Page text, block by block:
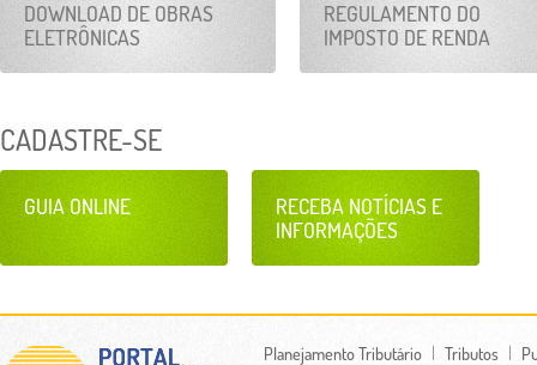
DOWNLOAD DE OBRAS
ELETRÔNICAS
REGULAMENTO DO
IMPOSTO DE RENDA
CADASTRE-SE
GUIA ONLINE
RECEBA NOTÍCIAS E
INFORMAÇÕES
Planejamento Tributário Tributos